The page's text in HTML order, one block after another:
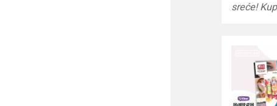
sreće!